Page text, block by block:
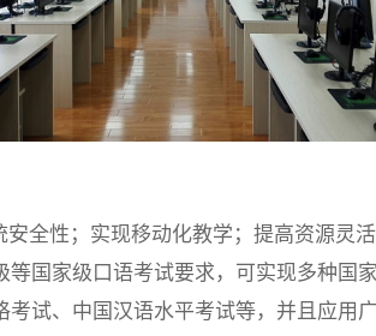
全性；实现移动化教学；提高资源灵
国家级口语考试要求，可实现多种国
试、中国汉语水平考试等，并且应用